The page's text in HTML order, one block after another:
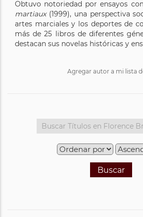
Obtuvo notoriedad por ensayos
martiaux(1999), una perspectiva
artes marciales y los deportes de
más de 25 libros de diferentes
destacan sus novelas históricas y
Agregar autor a mi lista
Buscar